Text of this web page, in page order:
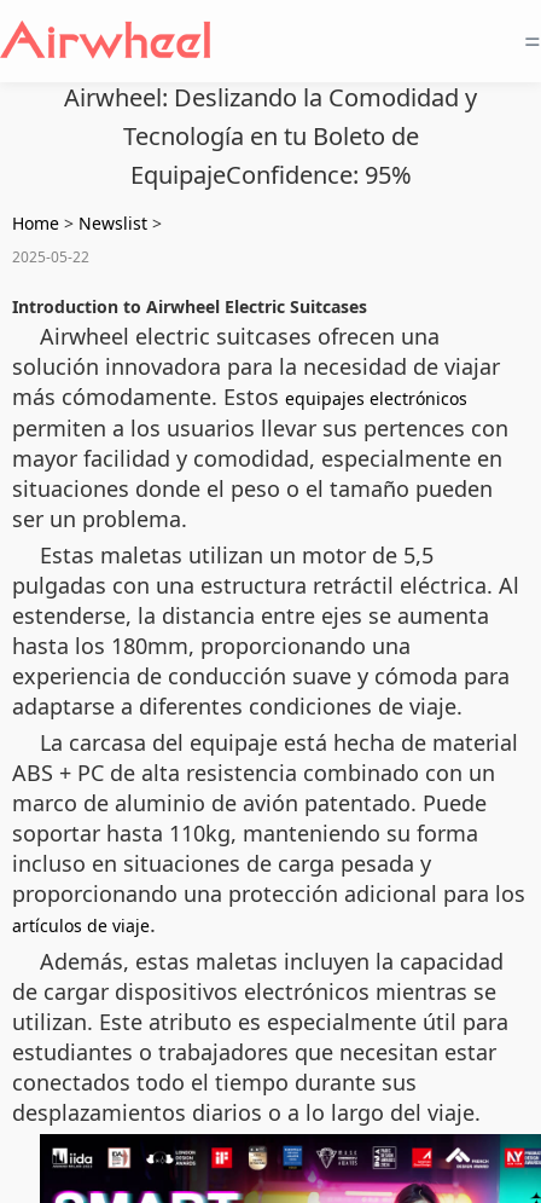
=
Airwheel: Deslizando la Comodidad y
Tecnología en tu Boleto de
EquipajeConfidence: 95%
Home > Newslist >
2025-05-22
Introduction to Airwheel Electric Suitcases
Airwheel electric suitcases ofrecen una
solución innovadora para la necesidad de viajar
más cómodamente. Estos equipajes electrónicos
permiten a los usuarios llevar sus pertences con
mayor facilidad y comodidad, especialmente en
situaciones donde el peso o el tamaño pueden
ser un problema.
Estas maletas utilizan un motor de 5,5
pulgadas con una estructura retráctil eléctrica. Al
estenderse, la distancia entre ejes se aumenta
hasta los 180mm, proporcionando una
experiencia de conducción suave y cómoda para
adaptarse a diferentes condiciones de viaje.
La carcasa del equipaje está hecha de material
ABS + PC de alta resistencia combinado con un
marco de aluminio de avión patentado. Puede
soportar hasta 110kg, manteniendo su forma
incluso en situaciones de carga pesada y
proporcionando una protección adicional para los
artículos de viaje.
Además, estas maletas incluyen la capacidad
de cargar dispositivos electrónicos mientras se
utilizan. Este atributo es especialmente útil para
estudiantes o trabajadores que necesitan estar
conectados todo el tiempo durante sus
desplazamientos diarios o a lo largo del viaje.